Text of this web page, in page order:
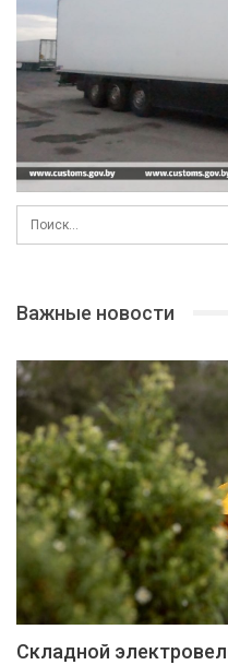
Важные новости
Складной